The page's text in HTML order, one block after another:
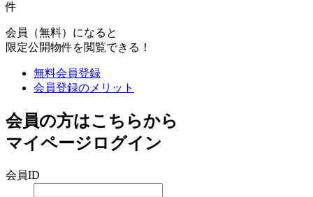
件
会員（無料）になると
限定公開物件を閲覧できる！
無料会員登録
会員登録のメリット
会員の方はこちらから
マイページログイン
会員ID